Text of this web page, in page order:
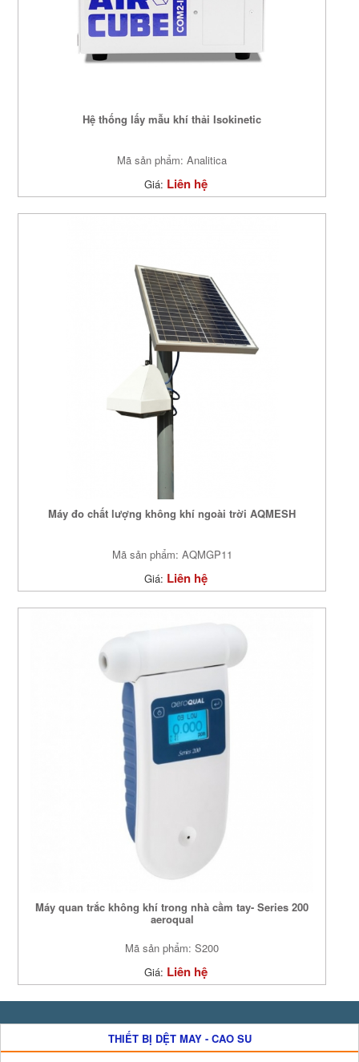
Hệ thống lấy mẫu khí thải Isokinetic
Mã sản phẩm: Analitica
Giá: Liên hệ
Máy đo chất lượng không khí ngoài trời AQMESH
Mã sản phẩm: AQMGP11
Giá: Liên hệ
Máy quan trắc không khí trong nhà cầm tay- Series 200
aeroqual
Mã sản phẩm: S200
Giá: Liên hệ
THIẾT BỊ DỆT MAY - CAO SU